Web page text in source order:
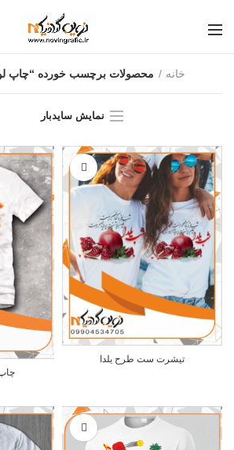
خانه محصولات برچسب خورده “چاپ
نمایش سایدبار
تیشرت ست طرح یلدا